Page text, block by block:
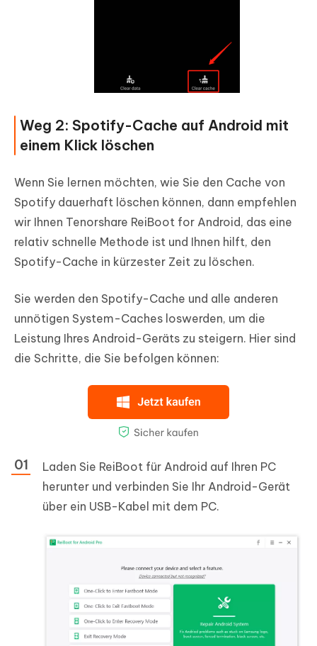
Weg 2: Spotify-Cache auf Android mit
einem Klick löschen
Wenn Sie lernen möchten, wie Sie den Cache von
Spotify dauerhaft löschen können, dann empfehlen
wir Ihnen Tenorshare ReiBoot for Android, das eine
relativ schnelle Methode ist und Ihnen hilft, den
Spotify-Cache in kürzester Zeit zu löschen.
Sie werden den Spotify-Cache und alle anderen
unnötigen System-Caches loswerden, um die
Leistung Ihres Android-Geräts zu steigern. Hier sind
die Schritte, die Sie befolgen können:
Laden Sie ReiBoot für Android auf Ihren PC
herunter und verbinden Sie Ihr Android-Gerät
über ein USB-Kabel mit dem PC.